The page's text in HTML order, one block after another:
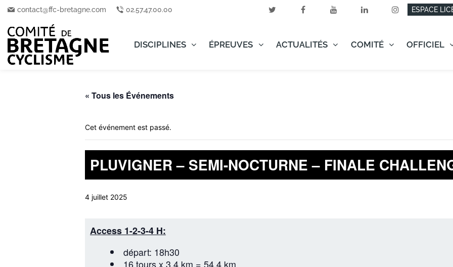
contact@ffc-bretagne.com 02.57.47.00.00 ESPACE
DISCIPLINES ÉPREUVES ACTUALITÉS COMITÉ OFFICIEL
« Tous les Événements
Cet événement est passé.
PLUVIGNER – SEMI-NOCTURNE – FINALE
4 juillet 2025
Access 1-2-3-4 H:
départ: 18h30
16 tours x 3.4 km = 54.4 km